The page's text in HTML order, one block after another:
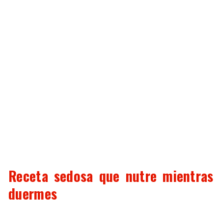
Receta sedosa que nutre mientras
duermes